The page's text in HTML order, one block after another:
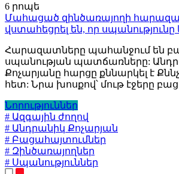
6 րոպե
Մահացած զինծառայողի
վստահեցրել են, որ
Հարազատները պահանջում են
սպանության պատճառները:
Քոչարյանը հարցը քննարկել է
հետ: Նրա խոսքով՝ մութ էջերը
Նորություններ
# Ազգային ժողով
# Անդրանիկ Քոչարյան
# Բացահայտումներ
# Զինծառայողներ
# Սպանություններ